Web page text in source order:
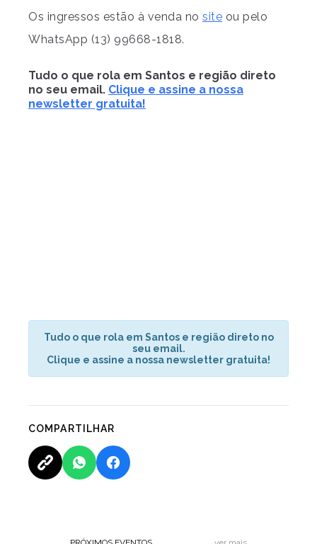
Os ingressos estão à venda no site ou pelo
WhatsApp (13) 99668-1818.
Tudo o que rola em Santos e região direto
no seu email. Clique e assine a nossa
newsletter gratuita!
Tudo o que rola em Santos e região direto no
seu email.
Clique e assine a nossa newsletter gratuita!
COMPARTILHAR